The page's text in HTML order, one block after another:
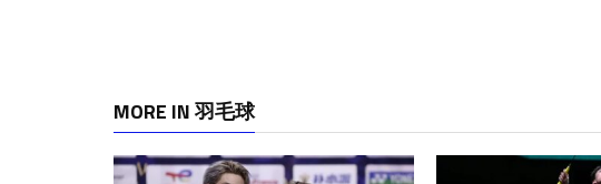
MORE IN 羽毛球